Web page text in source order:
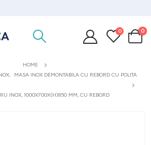
0 0
HOME
, MASA INOX DEMONTABILA CU REBORD CU POLITA
INOX, 1000X700X(H)850 MM, CU REBORD